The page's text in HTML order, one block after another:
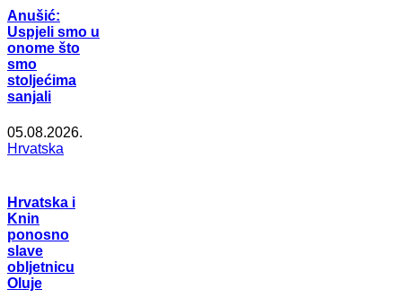
Anušić:
Uspjeli smo u
onome što
smo
stoljećima
sanjali
05.08.2026.
Hrvatska
Hrvatska i
Knin
ponosno
slave
obljetnicu
Oluje